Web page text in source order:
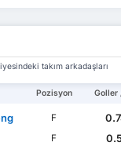
takım arkadaşları
Pozisyon Goller
F
F